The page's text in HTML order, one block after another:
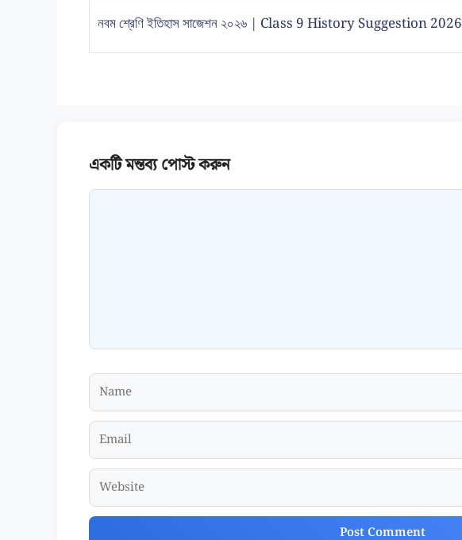
নবম শ্রেণি ইতিহাস সাজেশন ২০২৬ | Class 9 History Suggestion 2026
Comment
Name
Email
Website